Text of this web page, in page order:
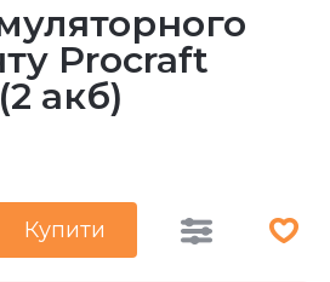
Procraft
акб)
Купити